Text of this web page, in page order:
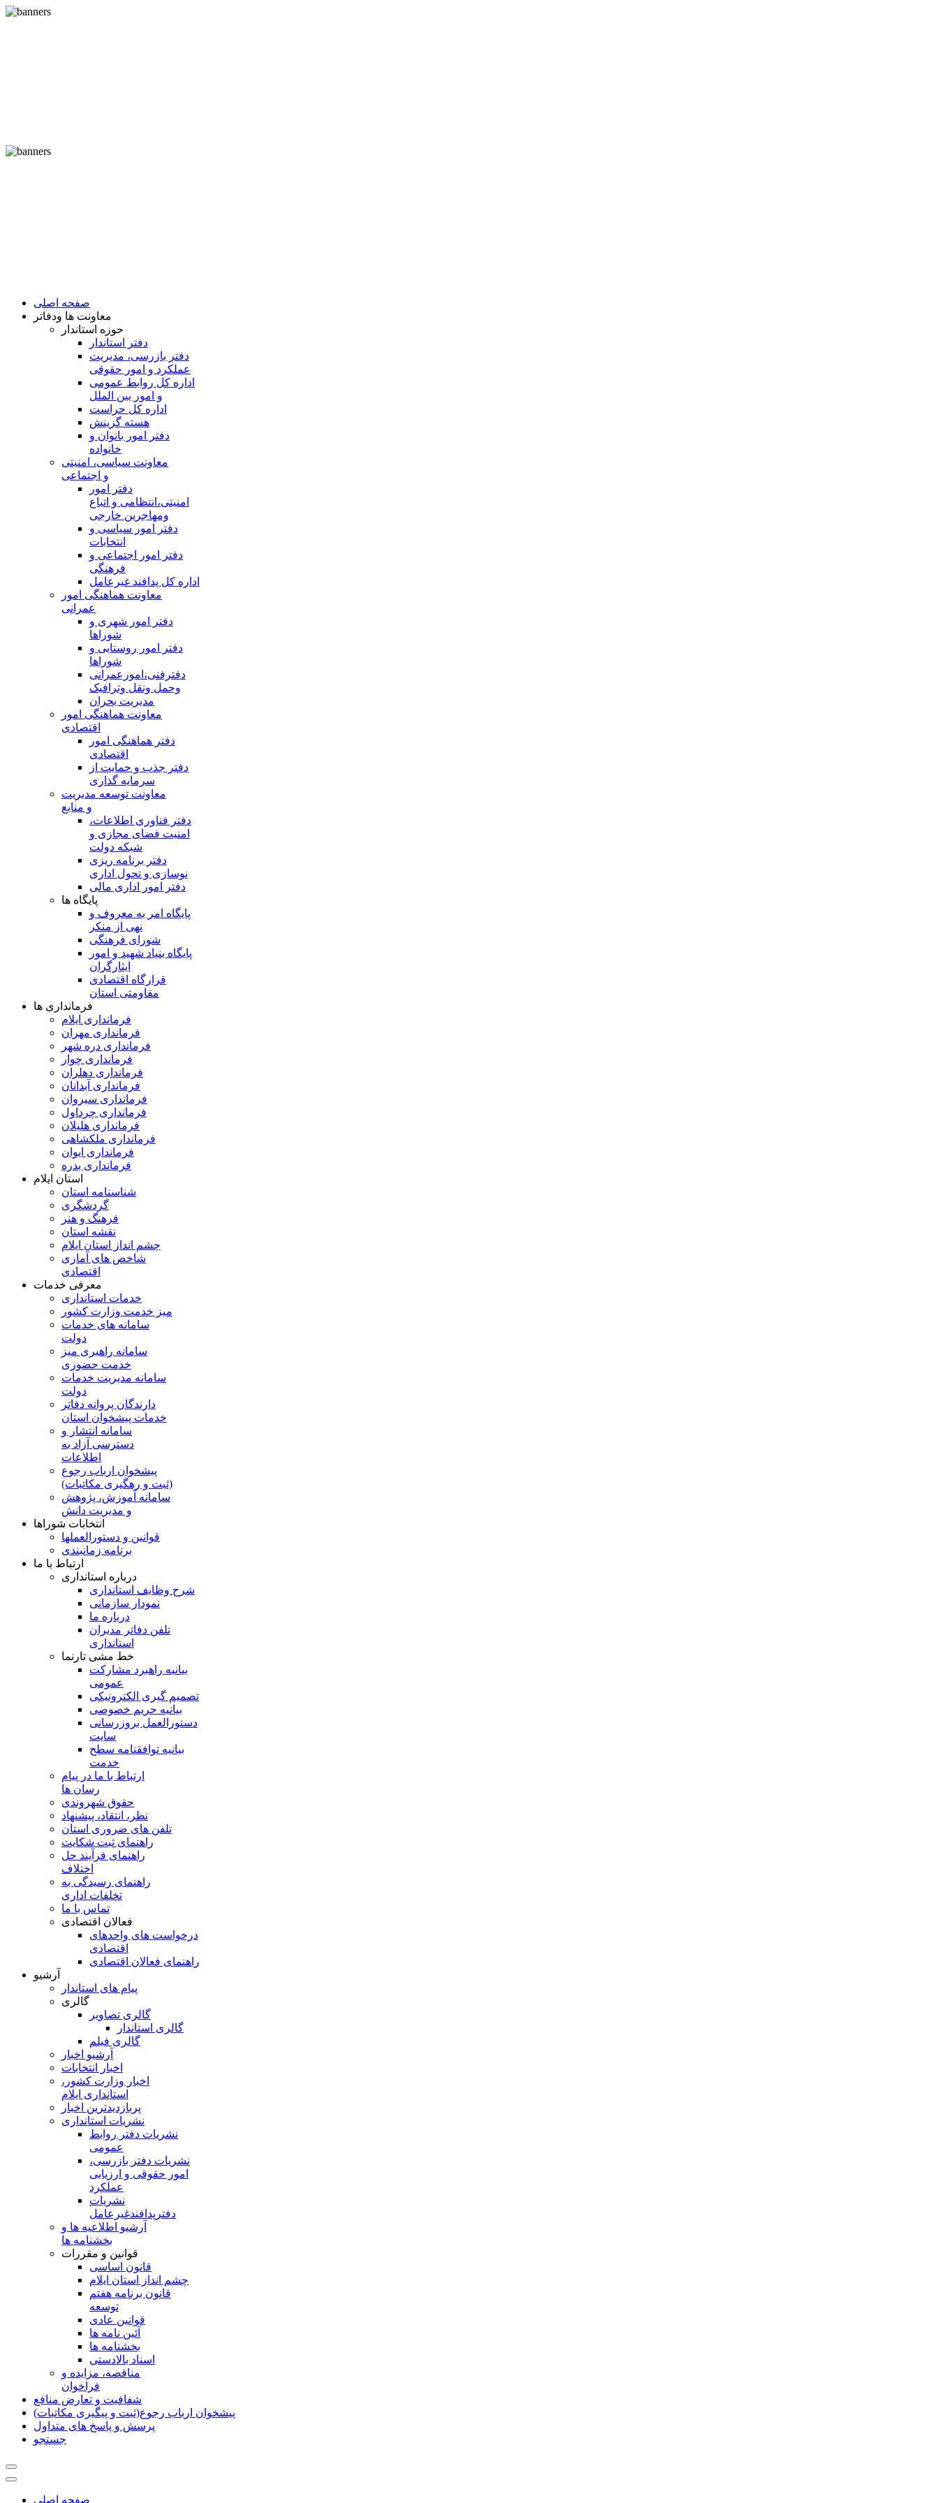
صفحه اصلی
معاونت ها ودفاتر
حوزه استاندار
دفتر استاندار
دفتر بازرسی، مدیریت
عملکرد و امور حقوقی
اداره کل روابط عمومی
و امور بین الملل
اداره کل حراست
هسته گزینش
دفتر امور بانوان و
خانواده
معاونت سیاسی، امنیتی
و اجتماعی
دفتر امور
امنيتی،انتظامی و اتباع
ومهاجرین خارجی
دفتر امور سیاسی و
انتخابات
دفتر امور اجتماعی و
فرهنگی
اداره کل پدافند غیرعامل
معاونت هماهنگی امور
عمرانی
دفتر امور شهری و
شوراها
دفتر امور روستایی و
شوراها
دفترفنی،امورعمرانی
وحمل ونقل وترافيک
مدیریت بحران
معاونت هماهنگی امور
اقتصادی
دفتر هماهنگی امور
اقتصادی
دفتر جذب و حمایت از
سرمایه گذاری
معاونت توسعه مدیریت
و منابع
دفتر فناوری اطلاعات،
امنیت فضای مجازی و
شبکه دولت
دفتر برنامه ریزی
نوسازی و تحول اداری
دفتر امور اداری مالی
پایگاه ها
پایگاه امر به معروف و
نهی از منکر
شورای فرهنگی
پایگاه بنیاد شهید و امور
ایثارگران
قرارگاه اقتصادی
مقاومتی استان
فرمانداری ها
فرمانداری ایلام
فرمانداری مهران
فرمانداری دره شهر
فرمانداری چوار
فرمانداری دهلران
فرمانداری آبدانان
فرمانداری سیروان
فرمانداری چرداول
فرمانداری هلیلان
فرمانداری ملکشاهی
فرمانداری ایوان
فرمانداری بدره
استان ایلام
شناسنامه استان
گردشگری
فرهنگ و هنر
نقشه استان
چشم انداز استان ایلام
شاخص های آماری
اقتصادی
معرفی خدمات
خدمات استانداری
میز خدمت وزارت کشور
سامانه های خدمات
دولت
سامانه راهبری میز
خدمت حضوری
سامانه مدیریت خدمات
دولت
دارندگان پروانه دفاتر
خدمات پیشخوان استان
سامانه انتشار و
دسترسی آزاد به
اطلاعات
پیشخوان ارباب رجوع
(ثبت و رهگیری مکاتبات)
سامانه آموزش، پژوهش
و مدیریت دانش
انتخابات شوراها
قوانین و دستورالعملها
برنامه زمانبندی
ارتباط با ما
درباره استانداری
شرح وظایف استانداری
نمودار سازمانی
درباره ما
تلفن دفاتر مدیران
استانداری
خط مشی تارنما
بیانیه راهبرد مشارکت
عمومی
تصمیم گیری الکترونیکی
بیانیه حریم خصوصی
دستورالعمل بروزرسانی
سایت
بیانیه توافقنامه سطح
خدمت
ارتباط با ما در پیام
رسان ها
حقوق شهروندی
نظر، انتقاد، پیشنهاد
تلفن های ضروری استان
راهنمای ثبت شکایت
راهنمای فرآیند حل
اختلاف
راهنمای رسیدگی به
تخلفات اداری
تماس با ما
فعالان اقتصادی
درخواست های واحدهای
اقتصادی
راهنمای فعالان اقتصادی
آرشیو
پیام های استاندار
گالری
گالری تصاویر
گالری استاندار
گالری فیلم
آرشیو اخبار
اخبار انتخابات
اخبار وزارت کشور،
استانداری ایلام
پربازدیدترین اخبار
نشریات استانداری
نشریات دفتر روابط
عمومی
نشريات دفتر بازرسی،
امور حقوقی و ارزيابی
عملکرد
نشريات
دفترپدافندغيرعامل
آرشیو اطلاعیه ها و
بخشنامه ها
قوانین و مقررات
قانون اساسی
چشم انداز استان ایلام
قانون برنامه هفتم
توسعه
قوانین عادی
آئین نامه ها
بخشنامه ها
اسناد بالادستی
مناقصه، مزایده و
فراخوان
شفافیت و تعارض منافع
پیشخوان ارباب رجوع(ثبت و پیگیری مکاتبات)
پرسش و پاسخ های متداول
جستجو
صفحه اصلی